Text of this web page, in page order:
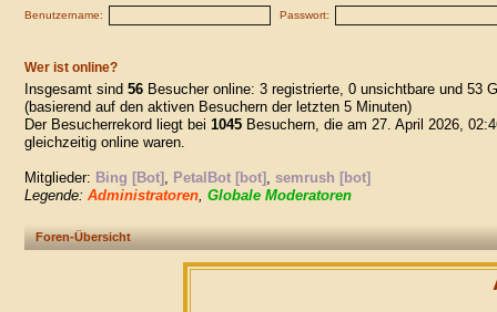
Benutzername: Passwort:
Wer ist online?
Insgesamt sind 56 Besucher online: 3 registrierte, 0 unsichtbare und 53
(basierend auf den aktiven Besuchern der letzten 5 Minuten)
Der Besucherrekord liegt bei 1045 Besuchern, die am 27. April 2026,
gleichzeitig online waren.
Mitglieder: Bing [Bot] , PetalBot [bot] , semrush [bot]
Legende: Administratoren, Globale Moderatoren
Foren-Übersicht